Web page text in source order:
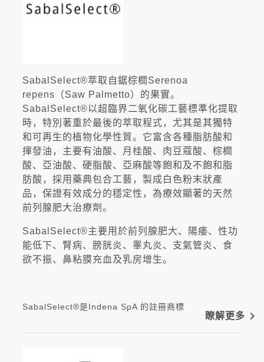
SabalSelect®萃取自鋸棕櫚Serenoa
repens（Saw Palmetto）的果實。
SabalSelect®以超臨界二氧化碳工藝標準化提取
時，特別著重於最後的萃取程式，尤其是其獨特
和可再生的植物化學性質。它富含各種脂肪酸和
揮發油，主要有油酸、月桂酸、肉豆蔻酸、棕櫚
酸、亞油酸、硬脂酸、亞麻酸等飽和及不飽和脂
肪酸，採用藥典包合工藝，製成白色粉末狀產
品，保證有效成分的穩定性，為療效顯著的天然
前列腺肥大治療劑。
SabalSelect®主要用於前列腺肥大、陽痿、性功
能低下、腎病、膀胱炎、睾丸炎、支氣管炎、食
欲不振、鼻粘膜充血及乳房增生。
SabalSelect®是Indena SpA 的註冊商標
瞭解更多 navigate_next